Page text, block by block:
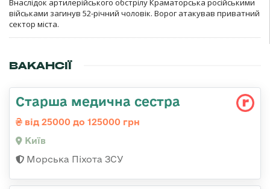
Внаслідок артилерійського обстрілу Краматорська російськими
військами загинув 52-річний чоловік. Ворог атакував приватний
сектор міста.
ВАКАНСІЇ
Старша медична сестра
від 25000 до 125000 грн
Київ
Морська Піхота ЗСУ